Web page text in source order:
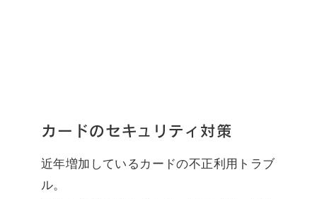
カードのセキュリティ対策
近年増加しているカードの不正利用トラブ
ル。